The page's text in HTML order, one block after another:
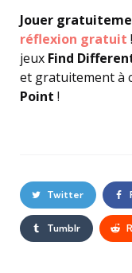
Jouer
réflexion gratuit
jeux Find
et gratuitement à
Point !
Twitter
Tumblr